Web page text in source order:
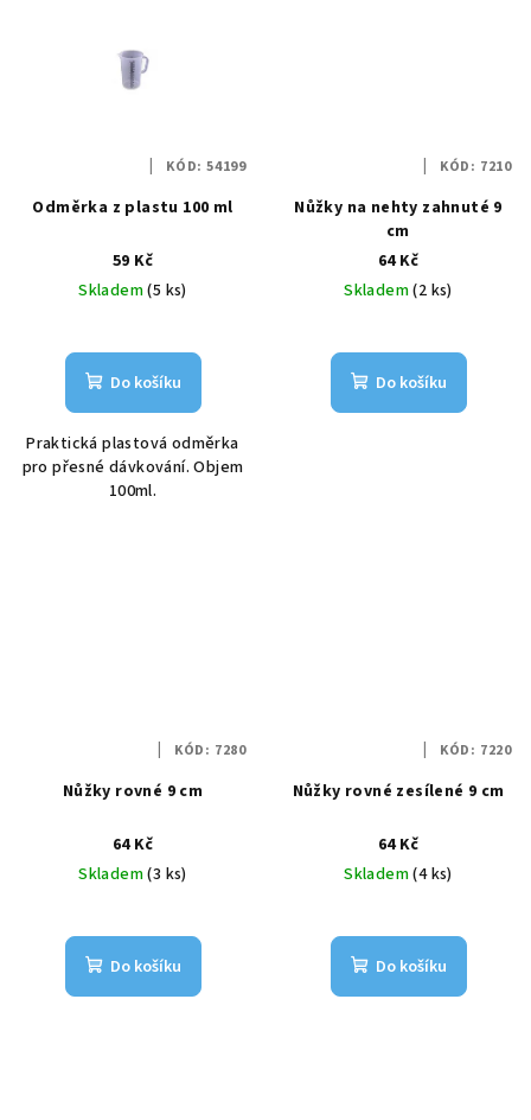
Odměrka z plastu 100 ml
59 Kč
Skladem(5 ks)
Do košíku
Praktická plastová odměrka
pro přesné dávkování. Objem
100ml.
KÓD: 54199
Nůžky na nehty zahnuté 9
cm
64 Kč
Skladem(2 ks)
Do košíku
KÓD: 7210
Nůžky rovné 9 cm
64 Kč
Skladem(3 ks)
Do košíku
KÓD: 7280
Nůžky rovné zesílené 9 cm
64 Kč
Skladem(4 ks)
Do košíku
KÓD: 7220